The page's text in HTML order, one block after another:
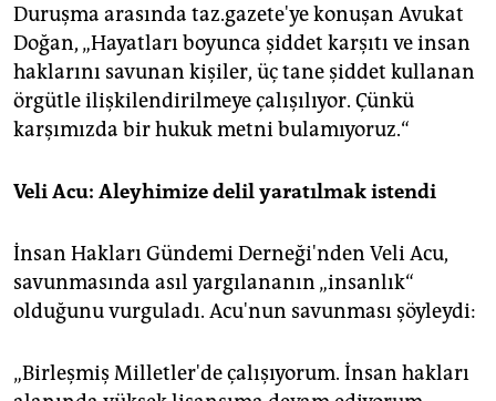
Duruşma arasında taz.gazete'ye konuşan Avukat
Doğan, „Hayatları boyunca şiddet karşıtı ve insan
haklarını savunan kişiler, üç tane şiddet kullanan
örgütle ilişkilendirilmeye çalışılıyor. Çünkü
karşımızda bir hukuk metni bulamıyoruz.“
Veli Acu: Aleyhimize delil yaratılmak istendi
İnsan Hakları Gündemi Derneği'nden Veli Acu,
savunmasında asıl yargılananın „insanlık“
olduğunu vurguladı. Acu'nun savunması şöyleydi:
„Birleşmiş Milletler'de çalışıyorum. İnsan hakları